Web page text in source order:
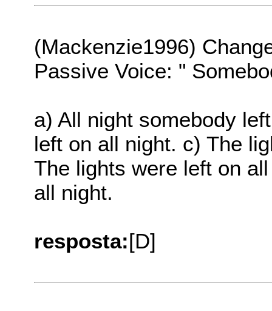
(Mackenzie1996)
Passive Voice: "
a) All night somebody
left on all night. c) The
The lights were left on
all night.
resposta:[D]